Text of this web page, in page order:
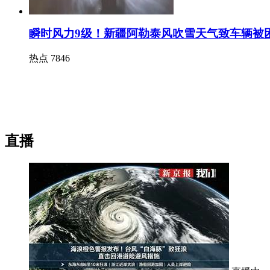
瞬时风力9级！新疆阿勒泰风吹雪天气致车辆被
热点 7846
直播